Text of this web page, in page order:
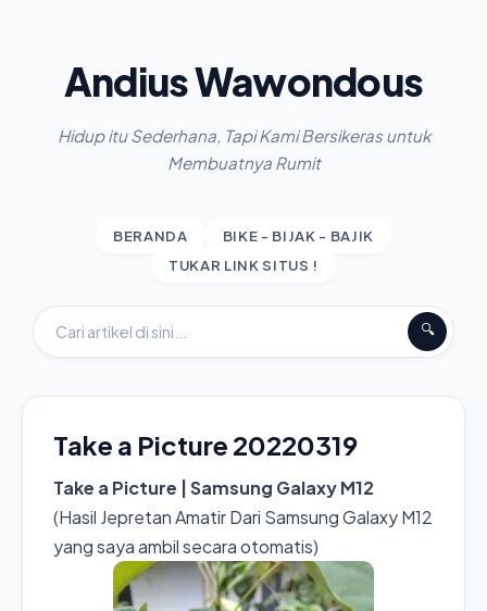
Andius Wawondous
Hidup itu Sederhana, Tapi Kami Bersikeras untuk
Membuatnya Rumit
BERANDA
BIKE - BIJAK - BAJIK
TUKAR LINK SITUS !
🔍
Take a Picture 20220319
Take a Picture | Samsung Galaxy M12
(Hasil Jepretan Amatir Dari Samsung Galaxy M12
yang saya ambil secara otomatis)